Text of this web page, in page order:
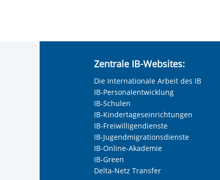
Zentrale IB-Websites:
Die Internationale Arbeit des IB
IB-Personalentwicklung
IB-Schulen
IB-Kindertageseinrichtungen
IB-Freiwilligendienste
IB-Jugendmigrationsdienste
IB-Online-Akademie
IB-Green
Delta-Netz Transfer